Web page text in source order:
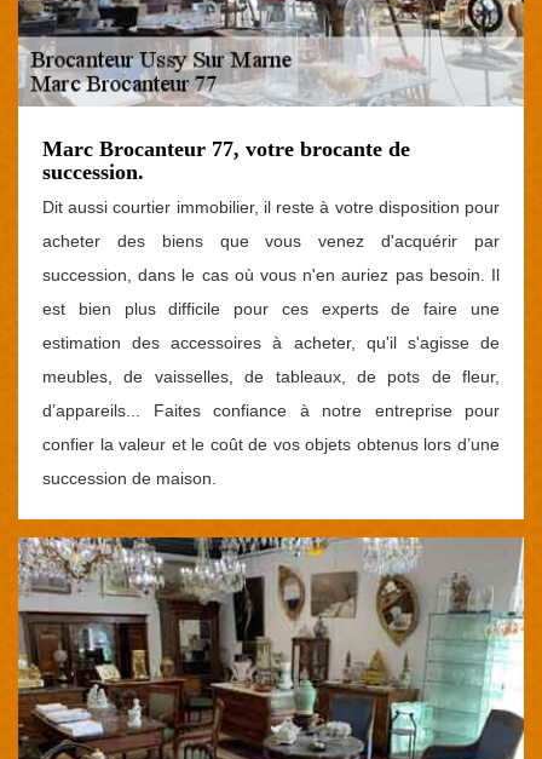
Marc Brocanteur 77, votre brocante de
succession.
Dit aussi courtier immobilier, il reste à votre disposition pour
acheter des biens que vous venez d'acquérir par
succession, dans le cas où vous n'en auriez pas besoin. Il
est bien plus difficile pour ces experts de faire une
estimation des accessoires à acheter, qu'il s'agisse de
meubles, de vaisselles, de tableaux, de pots de fleur,
d’appareils... Faites confiance à notre entreprise pour
confier la valeur et le coût de vos objets obtenus lors d’une
succession de maison.